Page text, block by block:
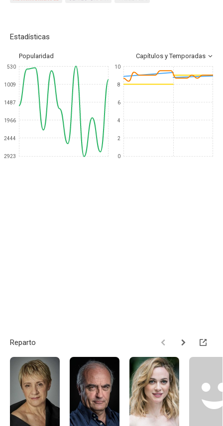
Estadísticas
Popularidad Capítulos y Temporadas
530
1009
1487
1966
2444
2923
10
8
6
4
2
0
Reparto